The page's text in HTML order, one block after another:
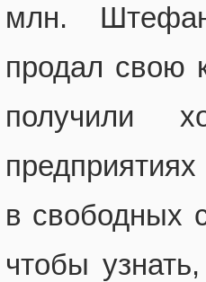
млн.
продал свою
получили
в свободных
чтобы